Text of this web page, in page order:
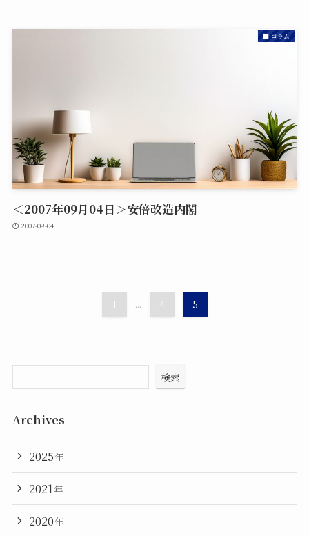
コラム
＜2007年09月04日＞安倍改造内閣
2007-09-04
1 ... 4 5
検索
Archives
2025年
2021年
2020年